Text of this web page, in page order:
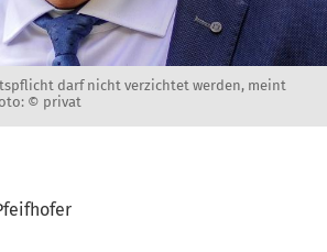
darf nicht verzichtet werden, meint
© privat